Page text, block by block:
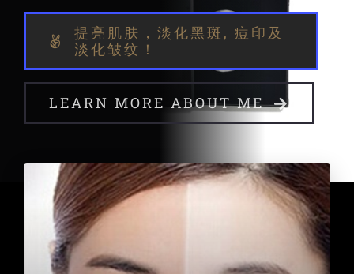
提亮肌肤，淡化黑斑, 痘印及
淡化皱纹！
LEARN MORE ABOUT ME